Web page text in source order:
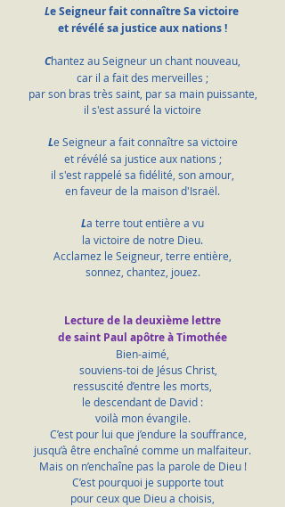
Le Seigneur fait connaître Sa victoire
et révélé sa justice aux nations !
Chantez au Seigneur un chant nouveau,
car il a fait des merveilles ;
par son bras très saint, par sa main puissante,
il s'est assuré la victoire
Le Seigneur a fait connaître sa victoire
et révélé sa justice aux nations ;
il s'est rappelé sa fidélité, son amour,
en faveur de la maison d'Israël.
La terre tout entière a vu
la victoire de notre Dieu.
Acclamez le Seigneur, terre entière,
sonnez, chantez, jouez.
Lecture de la deuxième lettre
de saint Paul apôtre à Timothée
Bien-aimé,
    souviens-toi de Jésus Christ,
ressuscité d’entre les morts,
le descendant de David :
voilà mon évangile.
    C’est pour lui que j’endure la souffrance,
jusqu’à être enchaîné comme un malfaiteur.
Mais on n’enchaîne pas la parole de Dieu !
    C’est pourquoi je supporte tout
pour ceux que Dieu a choisis,